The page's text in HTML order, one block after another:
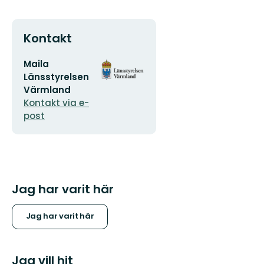
Kontakt
E-
postadress
Maila
Länsstyrelsen
Värmland
Kontakt via e-
post
Organisationens
logotyp
Jag har varit här
Jag har varit här
Jag vill hit